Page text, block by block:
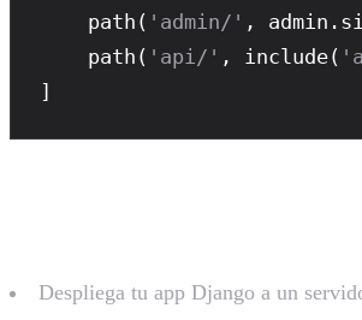
path ( 'admin/' ,
path ( 'api/' , include(
]
Despliega tu app Django a un